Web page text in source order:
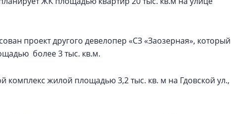
проект другого девелопер «СЗ «Заозерная», который
более 3 тыс. кв.м.
комплекс жилой площадью 3,2 тыс. кв. м на Гдовской ул.,